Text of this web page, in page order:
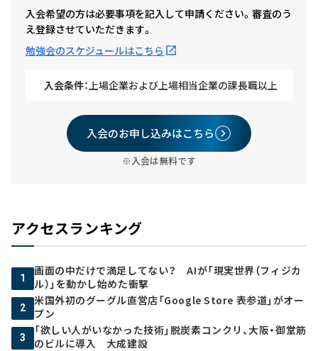
入会希望の方は必要事項を記入して申請ください。審査のう
え登録させていただきます。
勉強会のスケジュールはこちら
入会条件： 上場企業および上場相当企業の課長職以上
入会のお申し込みはこちら
※入会は無料です
アクセスランキング
1
画面の中だけで満足してない？ AIが「現実世界（フィジカ
ル）」を動かし始めた衝撃
2
米国外初のグーグル直営店「Google Store 表参道」がオー
プン
3
「欲しい人がいなかった技術」脱炭素コンクリ、大阪・御堂筋
のビルに導入 大成建設